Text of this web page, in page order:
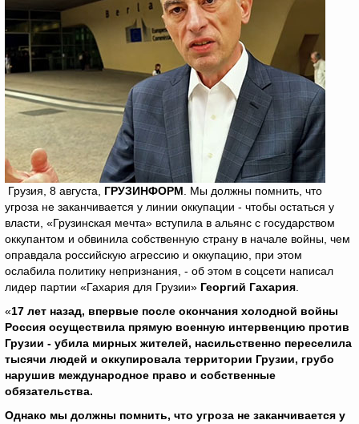
Грузия, 8 августа, ГРУЗИНФОРМ . Мы должны помнить, что
угроза не заканчивается у линии оккупации - чтобы остаться у
власти, «Грузинская мечта» вступила в альянс с государством
оккупантом и обвинила собственную страну в начале войны, чем
оправдала российскую агрессию и оккупацию, при этом
ослабила политику непризнания, - об этом в соцсети написал
лидер партии «Гахария для Грузии» Георгий Гахария
«17 лет назад, впервые после окончания холодной войны
Россия осуществила прямую военную интервенцию против
Грузии - убила мирных жителей, насильственно переселила
тысячи людей и оккупировала территории Грузии, грубо
нарушив международное право и собственные
обязательства.
Однако мы должны помнить, что угроза не заканчивается у